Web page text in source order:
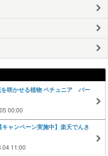
咲かせる植物 ペチュニア バー
00:00
キャンペーン実施中】楽天でんき
11:00